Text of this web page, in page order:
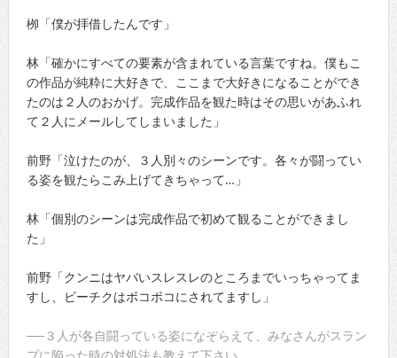
栁「僕が拝借したんです」
林「確かにすべての要素が含まれている言葉ですね。僕もこ
の作品が純粋に大好きで、ここまで大好きになることができ
たのは２人のおかげ。完成作品を観た時はその思いがあふれ
て２人にメールしてしまいました」
前野「泣けたのが、３人別々のシーンです。各々が闘ってい
る姿を観たらこみ上げてきちゃって…」
林「個別のシーンは完成作品で初めて観ることができまし
た」
前野「クンニはヤバいスレスレのところまでいっちゃってま
すし、ビーチクはボコボコにされてますし」
──３人が各自闘っている姿になぞらえて、みなさんがスラン